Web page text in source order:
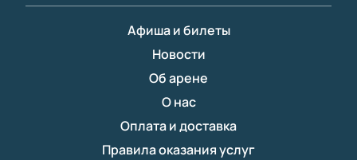
Афиша и билеты
Новости
Об арене
О нас
Оплата и доставка
Правила оказания услуг